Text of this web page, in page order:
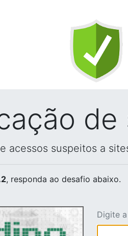
de
acessos suspeitos a
, responda ao desafio abaixo.
Digite